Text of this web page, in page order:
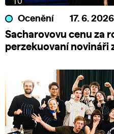
Ocenění 17. 6. 2026
Sacharovovu cenu za
perzekuovaní novináři